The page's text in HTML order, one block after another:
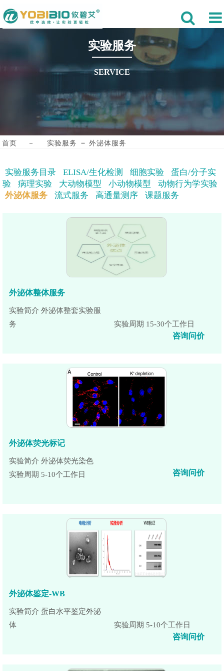
实验服务
SERVICE
首页 － 实验服务 － 外泌体服务
实验服务目录 ELISA/生化检测 细胞实验
蛋白/分子实
验
病理实验 大动物模型 小动物模型
动物行为学实验
外泌体服务
流式服务 高通量测序 课题服务
外泌体整体服务
实验简介 外泌体整套实验服
务
实验周期 15-30个工作日
咨询问价
外泌体荧光标记
实验简介 外泌体荧光染色
实验周期 5-10个工作日
咨询问价
外泌体鉴定-WB
实验简介 蛋白水平鉴定外泌
体
实验周期 5-10个工作日
咨询问价